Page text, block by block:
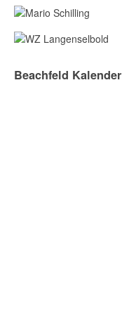
Beachfeld Kalender